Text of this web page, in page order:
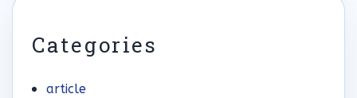
Categories
article